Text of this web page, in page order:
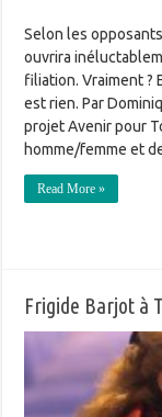
Selon les
ouvrira
filiation. Vraiment ?
est rien. Par
projet Avenir pour
homme/femme et
Read More »
Frigide Barjot à